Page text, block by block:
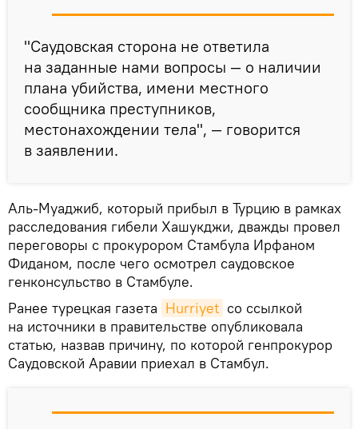
"Саудовская сторона не ответила
на заданные нами вопросы — о наличии
плана убийства, имени местного
сообщника преступников,
местонахождении тела", — говорится
в заявлении.
Аль-Муаджиб, который прибыл в Турцию в рамках
расследования гибели Хашукджи, дважды провел
переговоры с прокурором Стамбула Ирфаном
Фиданом, после чего осмотрел саудовское
генконсульство в Стамбуле.
Ранее турецкая газета Hurriyet cо ссылкой
на источники в правительстве опубликовала
статью, назвав причину, по которой генпрокурор
Саудовской Аравии приехал в Стамбул.